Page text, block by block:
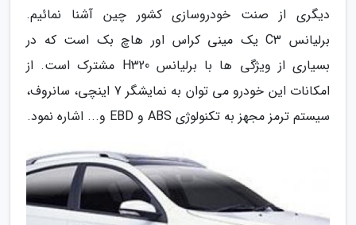
دیگری از صنت خودروسازی کشور چین آشنا نمائیم.
برلیانس C3 یک مینی کراس اور هاچ بک است که در
بسیاری از ویژگی ها با برلیانس H320 مشترک است. از
امکانات این خودرو می توان به نمایشگر 7 اینچی، سانروف،
سیستم ترمز مجهز به تکنولوژی ABS و EBD و... اشاره نمود.